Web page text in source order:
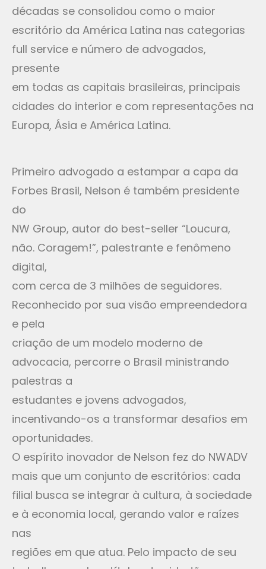
décadas se consolidou como o maior
escritório da América Latina nas categorias
full service e número de advogados,
presente
em todas as capitais brasileiras, principais
cidades do interior e com representações na
Europa, Ásia e América Latina.
Primeiro advogado a estampar a capa da
Forbes Brasil, Nelson é também presidente
do
NW Group, autor do best-seller “Loucura,
não. Coragem!”, palestrante e fenômeno
digital,
com cerca de 3 milhões de seguidores.
Reconhecido por sua visão empreendedora
e pela
criação de um modelo moderno de
advocacia, percorre o Brasil ministrando
palestras a
estudantes e jovens advogados,
incentivando-os a transformar desafios em
oportunidades.
O espírito inovador de Nelson fez do NWADV
mais que um conjunto de escritórios: cada
filial busca se integrar à cultura, à sociedade
e à economia local, gerando valor e raízes
nas
regiões em que atua. Pelo impacto de seu